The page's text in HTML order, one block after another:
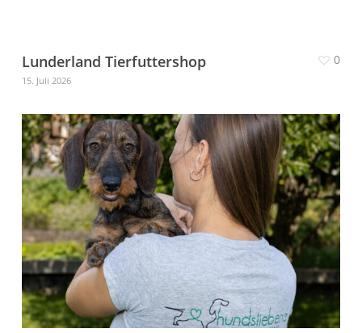
Lunderland Tierfuttershop
15. Juli 2026
0